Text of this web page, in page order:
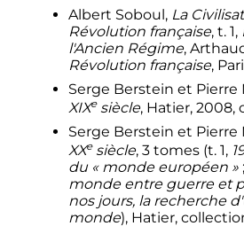
Albert Soboul, La
Révolution française, t. 1,
l'Ancien Régime,
Révolution française,
Serge Berstein et Pierre
XIXe siècle, Hatier, 2008,
Serge Berstein et Pierre
XXe siècle, 3 tomes (t. 1,
du « monde européen »
monde entre guerre et
nos jours, la recherche
monde), Hatier,